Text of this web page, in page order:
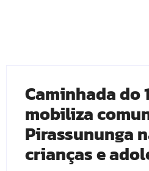
Caminhada do
mobiliza
Pirassununga
crianças e